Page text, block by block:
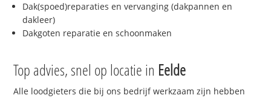
Dak(spoed)reparaties en vervanging (dakpannen en
dakleer)
Dakgoten reparatie en schoonmaken
Top advies, snel op locatie in Eelde
Alle loodgieters die bij ons bedrijf werkzaam zijn hebben